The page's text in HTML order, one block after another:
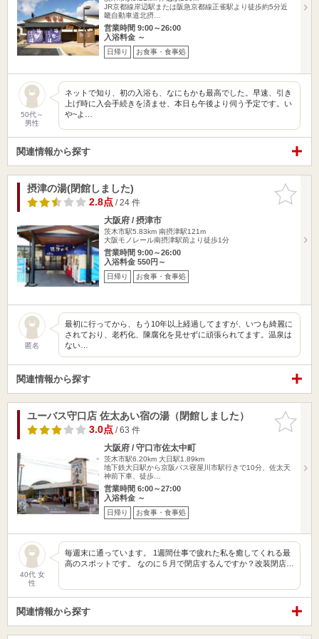
JR京都線岸辺駅または阪急京都線正雀駅より徒歩約5分近
畿自動車道北摂…
営業時間 9:00～26:00
入浴料金 ～
日帰り お食事・食事処
50代～
男性
ネットで知り、初の入浴も、なにもかも最高でした。早速、引き
上げ時に入会手続きを済ませ、本日も午後より伺う予定です。い
や~よ…
関連情報から探す
お気に入
りに追加
摂津の湯(閉館しました)
2.8点/ 24 件
大阪府 / 摂津市
茨木市駅5.83km 南摂津駅121m
大阪モノレール南摂津駅前より徒歩1分
営業時間 9:00～26:00
入浴料金 550円～
日帰り お食事・食事処
匿名
最初に行ってから、もう10年以上経過してますが、いつも綺麗に
されており、老朽化、陳腐化を見せずに頑張られてます。温泉は
ない…
関連情報から探す
お気に入
りに追加
ユーバス守口店 佐太あい宿の湯（閉館しました）
3.0点/ 63 件
大阪府 / 守口市佐太中町
茨木市駅6.20km 大日駅1.89km
地下鉄大日駅から京阪バス寝屋川市駅行きで10分、佐太天
神前下車、徒歩…
営業時間 6:00～27:00
入浴料金 ～
日帰り お食事・食事処
40代 女
性
毎週末に通っています。 1週間仕事で疲れた私を癒してくれる最
高のスポットです。 なのに５月で閉店するんですか？改装閉店…
関連情報から探す